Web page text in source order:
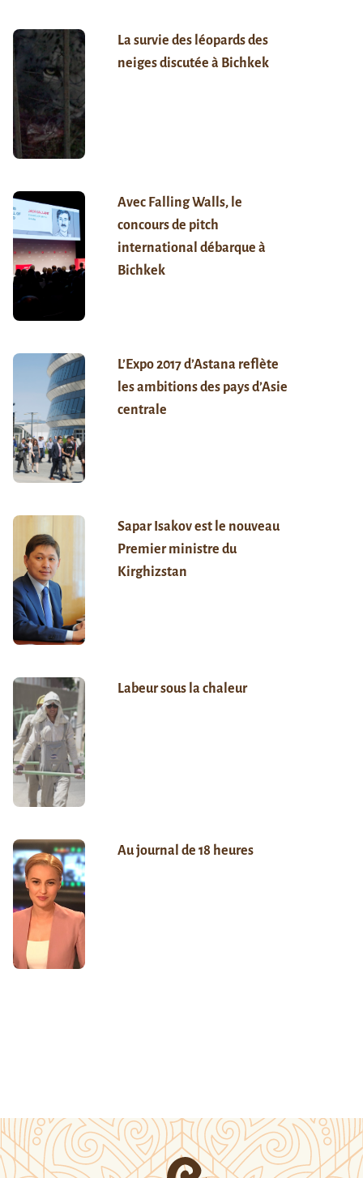
La survie des léopards des
neiges discutée à Bichkek
Avec Falling Walls, le
concours de pitch
international débarque à
Bichkek
L’Expo 2017 d’Astana reflète
les ambitions des pays d’Asie
centrale
Sapar Isakov est le nouveau
Premier ministre du
Kirghizstan
Labeur sous la chaleur
Au journal de 18 heures